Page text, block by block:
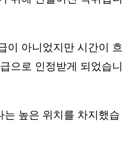
이 아니었지만 시간이 흐
으로 인정받게 되었습니
는 높은 위치를 차지했습